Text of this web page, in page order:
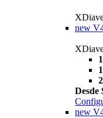
new
Desde
new